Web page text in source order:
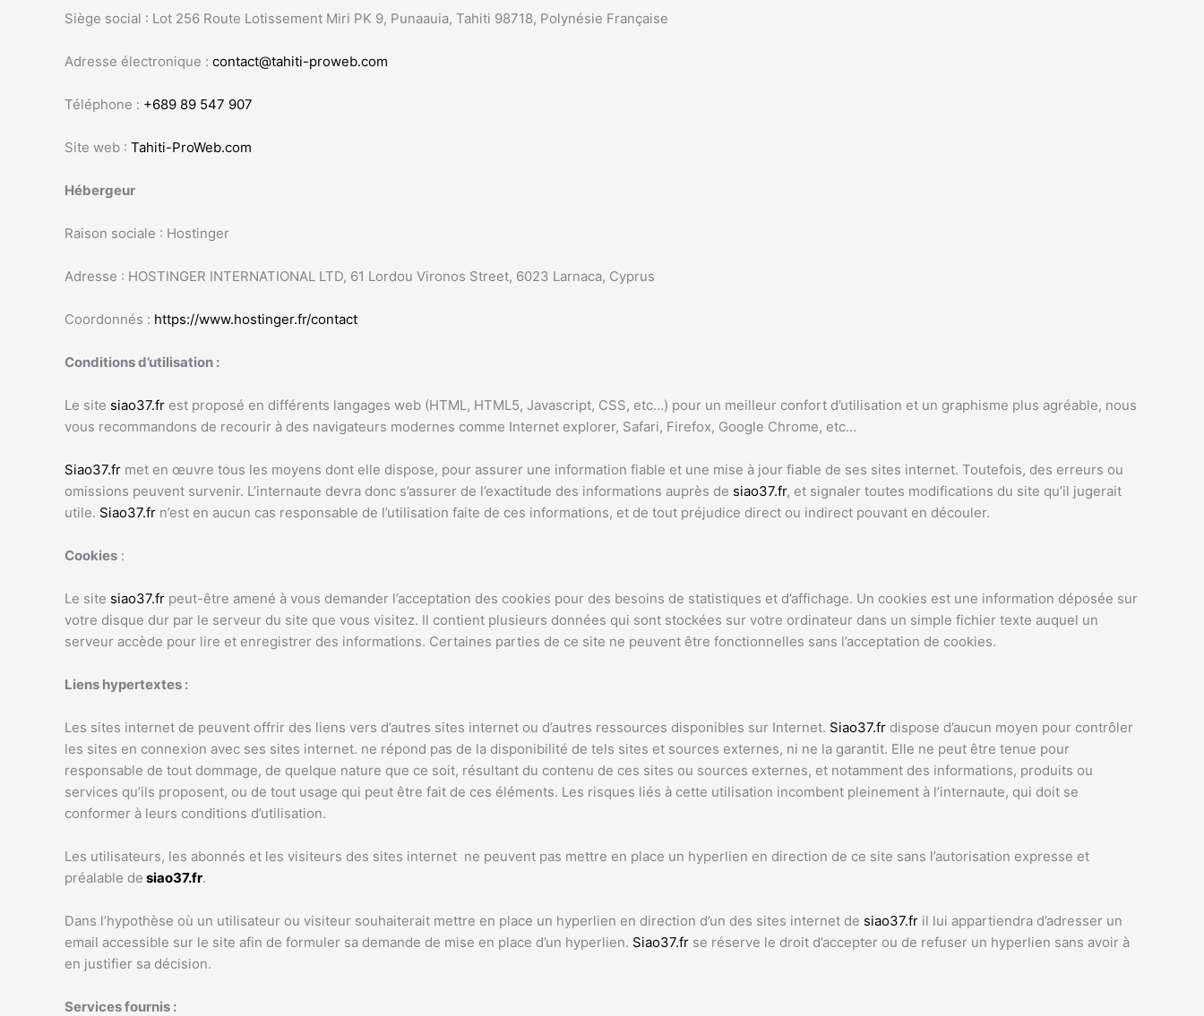
Siège social : Lot 256 Route Lotissement Miri PK 9, Punaauia, Tahiti 98718, Polynésie Française
Adresse électronique : contact@tahiti-proweb.com
Téléphone : +689 89 547 907
Site web : Tahiti-ProWeb.com
Hébergeur
Raison sociale : Hostinger
Adresse : HOSTINGER INTERNATIONAL LTD, 61 Lordou Vironos Street, 6023 Larnaca, Cyprus
Coordonnés : https://www.hostinger.fr/contact
Conditions d’utilisation :
Le site siao37.fr est proposé en différents langages web (HTML, HTML5, Javascript, CSS, etc…) pour un meilleur confort d’utilisation et un graphisme plus agréable, nous
vous recommandons de recourir à des navigateurs modernes comme Internet explorer, Safari, Firefox, Google Chrome, etc…
Siao37.fr met en œuvre tous les moyens dont elle dispose, pour assurer une information fiable et une mise à jour fiable de ses sites internet. Toutefois, des erreurs ou
omissions peuvent survenir. L’internaute devra donc s’assurer de l’exactitude des informations auprès de siao37.fr, et signaler toutes modifications du site qu’il jugerait
utile. Siao37.fr n’est en aucun cas responsable de l’utilisation faite de ces informations, et de tout préjudice direct ou indirect pouvant en découler.
Cookies :
Le site siao37.fr peut-être amené à vous demander l’acceptation des cookies pour des besoins de statistiques et d’affichage. Un cookies est une information déposée sur
votre disque dur par le serveur du site que vous visitez. Il contient plusieurs données qui sont stockées sur votre ordinateur dans un simple fichier texte auquel un
serveur accède pour lire et enregistrer des informations. Certaines parties de ce site ne peuvent être fonctionnelles sans l’acceptation de cookies.
Liens hypertextes :
Les sites internet de peuvent offrir des liens vers d’autres sites internet ou d’autres ressources disponibles sur Internet. Siao37.fr dispose d’aucun moyen pour contrôler
les sites en connexion avec ses sites internet. ne répond pas de la disponibilité de tels sites et sources externes, ni ne la garantit. Elle ne peut être tenue pour
responsable de tout dommage, de quelque nature que ce soit, résultant du contenu de ces sites ou sources externes, et notamment des informations, produits ou
services qu’ils proposent, ou de tout usage qui peut être fait de ces éléments. Les risques liés à cette utilisation incombent pleinement à l’internaute, qui doit se
conformer à leurs conditions d’utilisation.
Les utilisateurs, les abonnés et les visiteurs des sites internet ne peuvent pas mettre en place un hyperlien en direction de ce site sans l’autorisation expresse et
préalable de siao37.fr.
Dans l’hypothèse où un utilisateur ou visiteur souhaiterait mettre en place un hyperlien en direction d’un des sites internet de siao37.fr il lui appartiendra d’adresser un
email accessible sur le site afin de formuler sa demande de mise en place d’un hyperlien. Siao37.fr se réserve le droit d’accepter ou de refuser un hyperlien sans avoir à
en justifier sa décision.
Services fournis :